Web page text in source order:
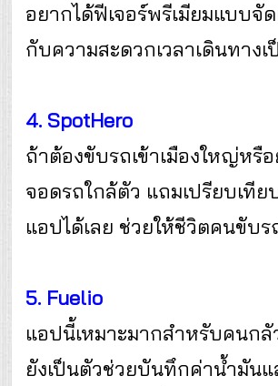
อยากได้ฟีเจอร์พรีเมียมแบบจั
กับความสะดวกเวลาเดินทาง
4. SpotHero
ถ้าต้องขับรถเข้าเมืองใหญ่ห
จอดรถใกล้ตัว แถมเปรียบเที
แอปได้เลย ช่วยให้ชีวิตคนขับ
5. Fuelio
แอปนี้เหมาะมากสำหรับคนก
ยังเป็นตัวช่วยบันทึกค่าน้ำมันแ